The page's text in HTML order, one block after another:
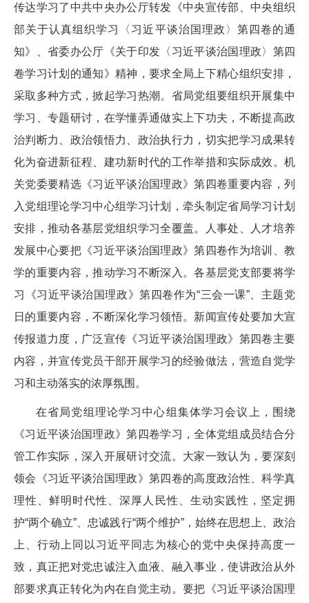
传达学习了中共中央办公厅转发《中央宣传部、中央组织
部关于认真组织学习〈习近平谈治国理政〉第四卷的通
知》、省委办公厅《关于印发〈习近平谈治国理政〉第四
卷学习计划的通知》精神，要求全局上下精心组织安排，
采取多种方式，掀起学习热潮。省局党组要组织开展集中
学习、专题研讨，在学懂弄通做实上下功夫，不断提高政
治判断力、政治领悟力、政治执行力，切实把学习成果转
化为奋进新征程、建功新时代的工作举措和实际成效。机
关党委要精选《习近平谈治国理政》第四卷重要内容，列
入党组理论学习中心组学习计划，牵头制定省局学习计划
安排，推动各基层党组织学习全覆盖。人事处、人才培养
发展中心要把《习近平谈治国理政》第四卷作为培训、教
学的重要内容，推动学习不断深入。各基层党支部要将学
习《习近平谈治国理政》第四卷作为“三会一课”、主题党
日的重要内容，不断深化学习领悟。新闻宣传处要加大宣
传报道力度，广泛宣传《习近平谈治国理政》第四卷主要
内容，并宣传党员干部开展学习的经验做法，营造自觉学
习和主动落实的浓厚氛围。
在省局党组理论学习中心组集体学习会议上，围绕
《习近平谈治国理政》第四卷学习，全体党组成员结合分
管工作实际，深入开展研讨交流。大家一致认为，要深刻
领会《习近平谈治国理政》第四卷的高度政治性、科学真
理性、鲜明时代性、深厚人民性、生动实践性，坚定拥
护“两个确立”、忠诚践行“两个维护”，始终在思想上、政治
上、行动上同以习近平同志为核心的党中央保持高度一
致，真正把对党忠诚注入血液、融入事业，使讲政治从外
部要求真正转化为内在自觉主动。要把《习近平谈治国理